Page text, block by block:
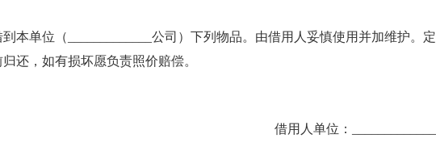
到本单位（_____________公司）下列物品。由借用人妥慎使用并加维护。定
还，如有损坏愿负责照价赔偿。
借用人单位：_____________